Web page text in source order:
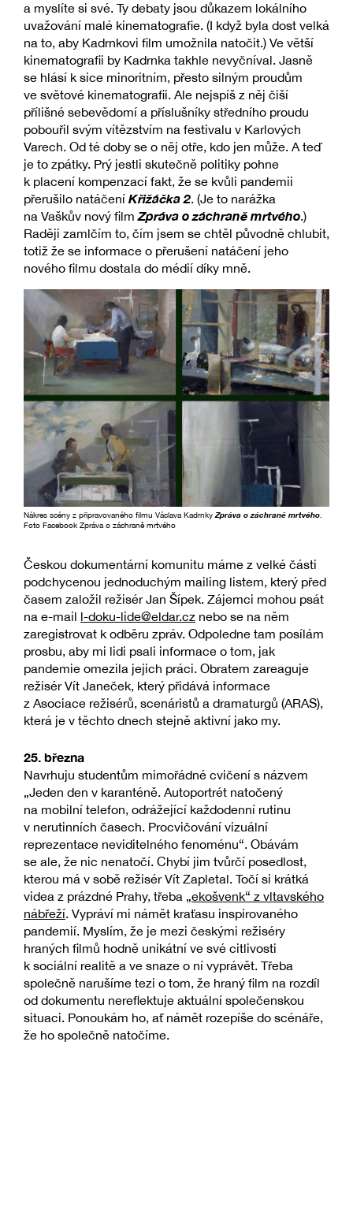
a myslíte si své. Ty debaty jsou důkazem lokálního
uvažování malé kinematografie. (I když byla dost velká
na to, aby Kadrnkovi film umožnila natočit.) Ve větší
kinematografii by Kadrnka takhle nevyčníval. Jasně
se hlásí k sice minoritním, přesto silným proudům
ve světové kinematografii. Ale nejspíš z něj čiší
přílišné sebevědomí a příslušníky středního proudu
pobouřil svým vítězstvím na festivalu v Karlových
Varech. Od té doby se o něj otře, kdo jen může. A teď
je to zpátky. Prý jestli skutečně politiky pohne
k placení kompenzací fakt, že se kvůli pandemii
přerušilo natáčení Křižáčka 2. (Je to narážka
na Vaškův nový filmZpráva o záchraně mrtvého.)
Raději zamlčím to, čím jsem se chtěl původně chlubit,
totiž že se informace o přerušení natáčení jeho
nového filmu dostala do médií díky mně.
Nákres scény z připravovaného filmu Václava KadrnkyZpráva o záchraně mrtvého.
Foto Facebook Zpráva o záchraně mrtvého
Českou dokumentární komunitu máme z velké části
podchycenou jednoduchým mailing listem, který před
časem založil režisér Jan Šípek. Zájemci mohou psát
na e-mail l-doku-lide@eldar.cz nebo se na něm
zaregistrovat k odběru zpráv. Odpoledne tam posílám
prosbu, aby mi lidi psali informace o tom, jak
pandemie omezila jejich práci. Obratem zareaguje
režisér Vít Janeček, který přidává informace
z Asociace režisérů, scenáristů a dramaturgů (ARAS),
která je v těchto dnech stejně aktivní jako my.
25. března
Navrhuju studentům mimořádné cvičení s názvem
„Jeden den v karanténě. Autoportrét natočený
na mobilní telefon, odrážející každodenní rutinu
v nerutinních časech. Procvičování vizuální
reprezentace neviditelného fenoménu“. Obávám
se ale, že nic nenatočí. Chybí jim tvůrčí posedlost,
kterou má v sobě režisér Vít Zapletal. Točí si krátká
videa z prázdné Prahy, třeba
„ekošvenk“ z vltavského
nábřeží . Vypráví mi námět kraťasu inspirovaného
pandemií. Myslím, že je mezi českými režiséry
hraných filmů hodně unikátní ve své citlivosti
k sociální realitě a ve snaze o ní vyprávět. Třeba
společně narušíme tezi o tom, že hraný film na rozdíl
od dokumentu nereflektuje aktuální společenskou
situaci. Ponoukám ho, ať námět rozepíše do scénáře,
že ho společně natočíme.